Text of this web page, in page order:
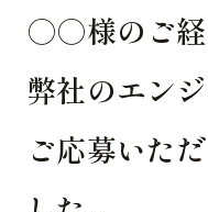
○○様のご経
弊社のエン
ご応募いた